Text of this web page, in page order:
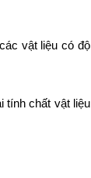
vật liệu có độ
tính chất vật liệu